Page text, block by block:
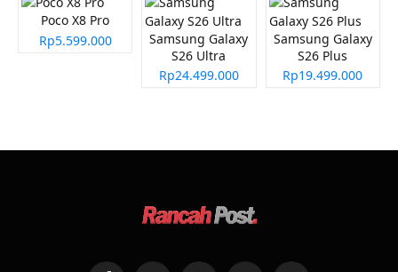
Poco X8 Pro
Rp5.599.000
Samsung Galaxy
S26 Ultra
Rp24.499.000
Samsung Galaxy
S26 Plus
Rp19.499.000